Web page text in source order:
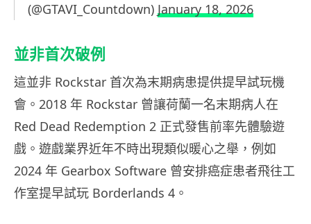
(@GTAVI_Countdown) January 18, 2026
並非首次破例
這並非 Rockstar 首次為末期病患提供提早試玩機
會。2018 年 Rockstar 曾讓荷蘭一名末期病人在
Red Dead Redemption 2 正式發售前率先體驗遊
戲。遊戲業界近年不時出現類似暖心之舉，例如
2024 年 Gearbox Software 曾安排癌症患者飛往工
作室提早試玩 Borderlands 4。